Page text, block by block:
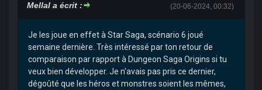
(20-06-2024, 00:32)
Mellal a écrit :
Je les joue en effet à Star Saga, scénario 6 joué
semaine dernière. Très intéressé par ton retour de
comparaison par rapport à Dungeon Saga Origins si tu
veux bien développer. Je n'avais pas pris ce dernier,
dégoûté que les héros et monstres soient les mêmes,